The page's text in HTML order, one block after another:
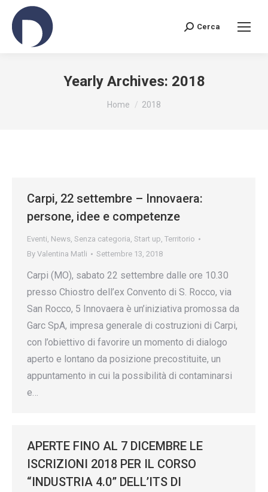
Search:
Cerca
Yearly Archives: 2018
You are here:
Home 2018
Carpi, 22 settembre – Innovaera:
persone, idee e competenze
Eventi, News, Senza categoria, Start up, Territorio
By Valentina Matli Settembre 13, 2018
Carpi (MO), sabato 22 settembre dalle ore 10.30
presso Chiostro dell’ex Convento di S. Rocco, via
San Rocco, 5 Innovaera è un’iniziativa promossa da
Garc SpA, impresa generale di costruzioni di Carpi,
con l’obiettivo di favorire un momento di dialogo
aperto e lontano da posizione precostituite, un
appuntamento in cui la possibilità di contaminarsi
e…
APERTE FINO AL 7 DICEMBRE LE
ISCRIZIONI 2018 PER IL CORSO
“INDUSTRIA 4.0” DELL’ITS DI